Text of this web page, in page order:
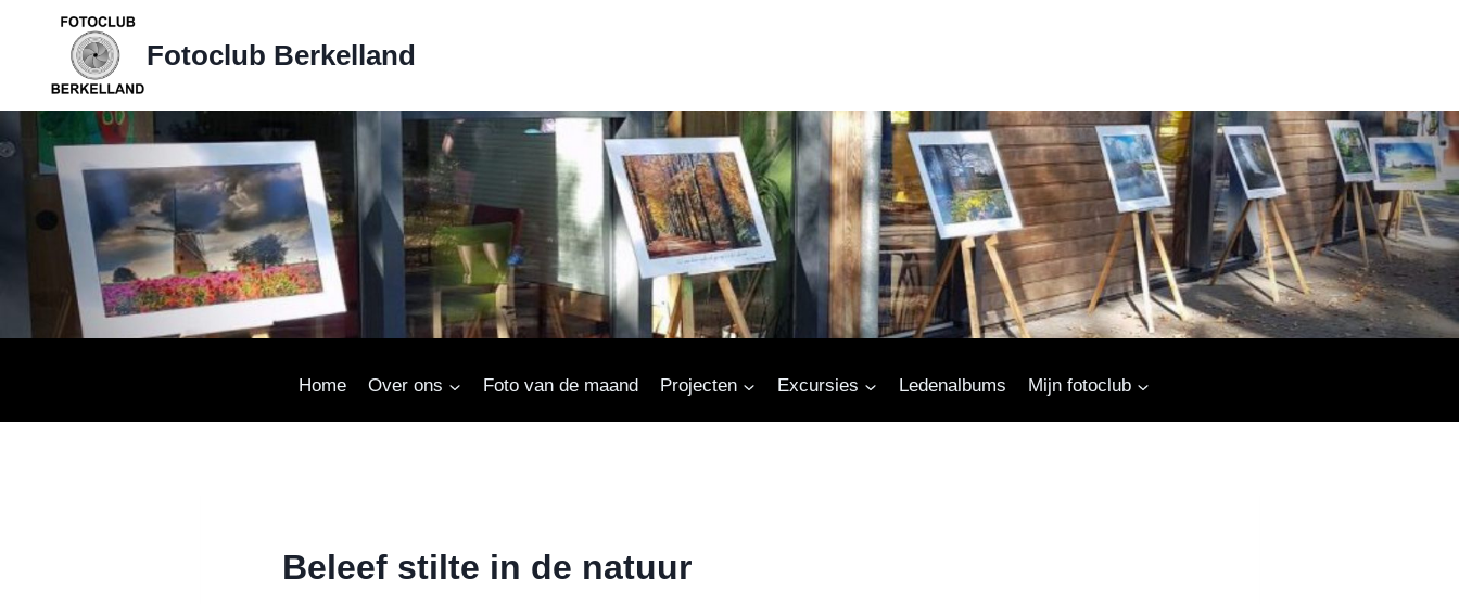
Doorgaan
Fotoclub Berkelland
Home Over ons Foto van de maand Projecten Excursies Ledenalbums Mijn fotoclub
Beleef stilte in de natuur